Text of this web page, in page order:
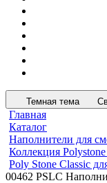
Темная тема
Главная
Каталог
Наполнители для
Коллекция
Poly Stone Classic
00462 PSLC